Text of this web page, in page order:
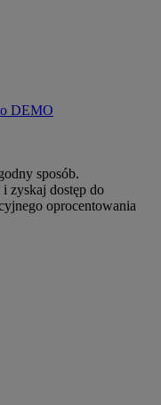
DEMO
sposób.
zyskaj dostęp do
oprocentowania